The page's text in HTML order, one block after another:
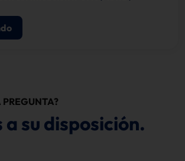
a su disposición.